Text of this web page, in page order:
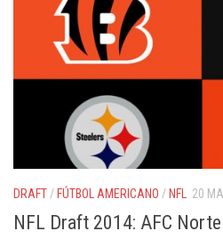
DRAFT / FÚTBOL AMERICANO / NFL 20
NFL Draft 2014: AFC Norte